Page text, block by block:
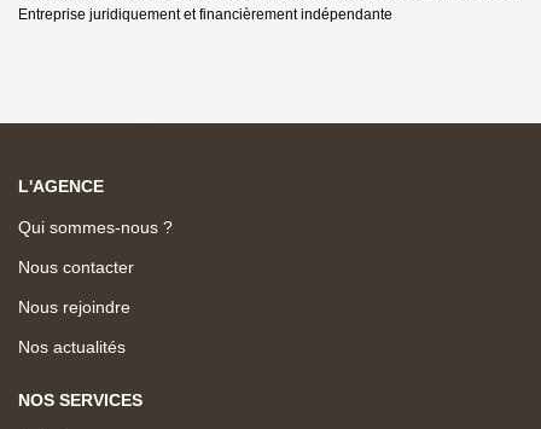
Entreprise juridiquement et financièrement indépendante
L'AGENCE
Qui sommes-nous ?
Nous contacter
Nous rejoindre
Nos actualités
NOS SERVICES